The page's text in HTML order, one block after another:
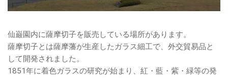
仙巌園内に薩摩切子を販売している場所があります。
薩摩切子とは薩摩藩が生産したガラス細工で、外交貿易品と
して開発されました。
1851年に着色ガラスの研究が始まり、紅・藍・紫・緑等の発